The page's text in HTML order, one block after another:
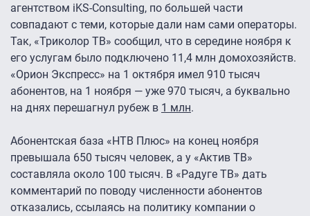
агентством iKS-Consulting, по большей части
совпадают с теми, которые дали нам сами операторы.
Так, «Триколор ТВ» сообщил, что в середине ноября к
его услугам было подключено 11,4 млн домохозяйств.
«Орион Экспресс» на 1 октября имел 910 тысяч
абонентов, на 1 ноября — уже 970 тысяч, а буквально
на днях перешагнул рубеж в 1 млн.
Абонентская база «НТВ Плюс» на конец ноября
превышала 650 тысяч человек, а у «Актив ТВ»
составляла около 100 тысяч. В «Радуге ТВ» дать
комментарий по поводу численности абонентов
отказались, ссылаясь на политику компании о